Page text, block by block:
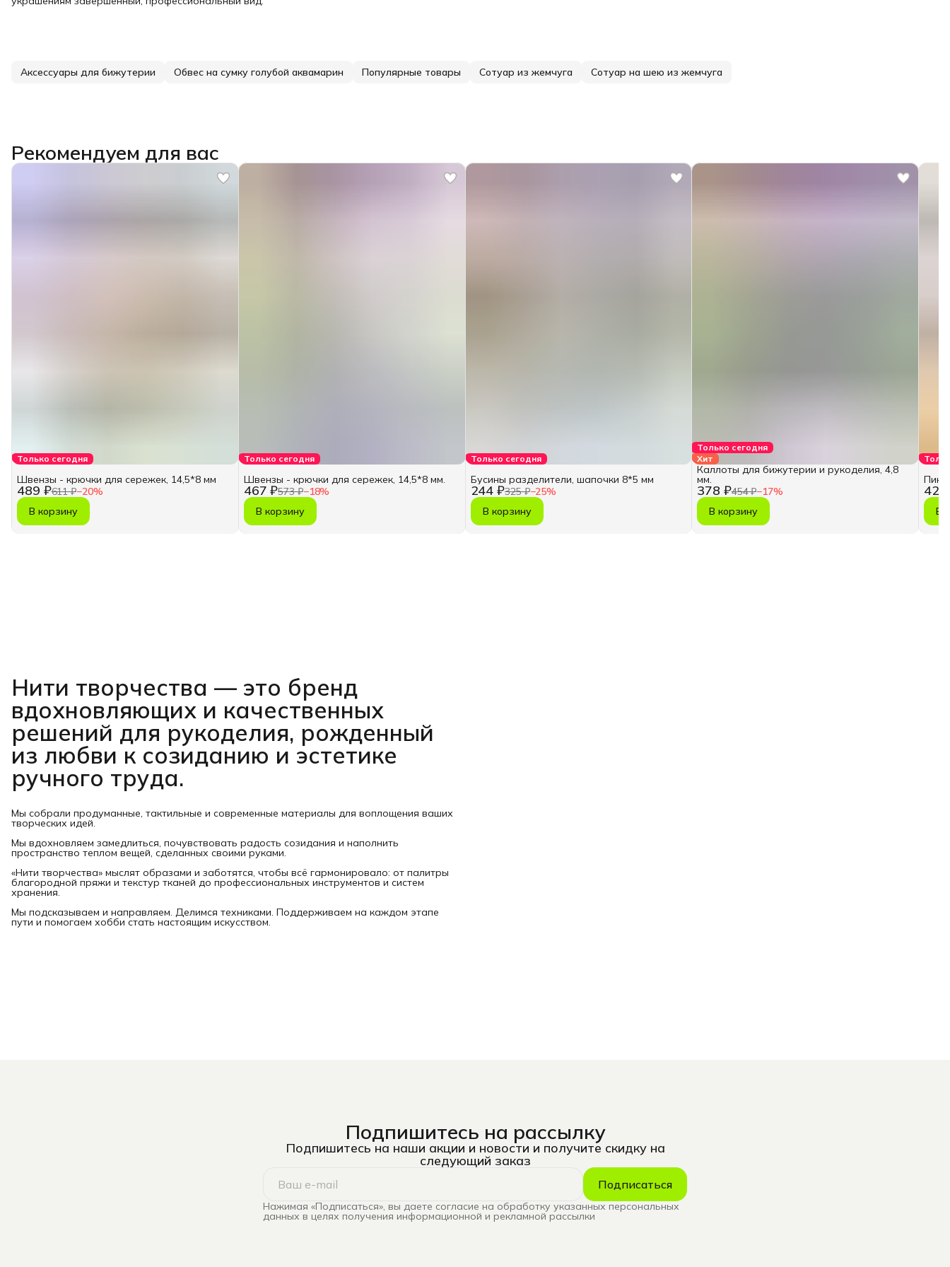
Аксессуары для бижутерии Обвес на сумку голубой аквамарин Популярные товары Сотуар из жемчуга Сотуар на шею из жемчуга
Рекомендуем для вас
Только сегодня
489 ₽611 ₽−20%
Швензы - крючки для сережек, 14,5*8 мм
В корзину
Только сегодня
467 ₽573 ₽−18%
Швензы - крючки для сережек, 14,5*8 мм.
В корзину
Только сегодня
244 ₽325 ₽−25%
Бусины разделители, шапочки 8*5 мм
В корзину
Только сегодня
Хит
378 ₽454 ₽−17%
Каллоты для бижутерии и рукоделия, 4,8
мм.
В корзину
425
В
Нити творчества — это бренд
вдохновляющих и качественных
решений для рукоделия, рожденный
из любви к созиданию и эстетике
ручного труда.
Мы собрали продуманные, тактильные и современные материалы для воплощения ваших
творческих идей.
Мы вдохновляем замедлиться, почувствовать радость созидания и наполнить
пространство теплом вещей, сделанных своими руками.
«Нити творчества» мыслят образами и заботятся, чтобы всё гармонировало: от палитры
благородной пряжи и текстур тканей до профессиональных инструментов и систем
хранения.
Мы подсказываем и направляем. Делимся техниками. Поддерживаем на каждом этапе
пути и помогаем хобби стать настоящим искусством.
Подпишитесь на рассылку
Подпишитесь на наши акции и новости и получите скидку на
следующий заказ
Подписаться
Нажимая «Подписаться», вы даете согласие на обработку указанных персональных
данных в целях получения информационной и рекламной рассылки